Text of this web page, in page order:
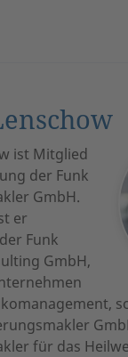
ist Mitglied
der Funk
GmbH.
er
Funk
GmbH,
für das